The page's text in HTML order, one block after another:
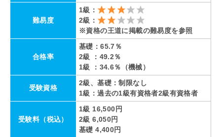
難易度
1級：
2級：
※資格の王道に掲載の難易度を参照
合格率
基礎：65.7％
2級 ：49.2％
1級 ：34.6％（機械）
受験資格
2級、基礎：制限なし
1級：過去の1級有資格者2級有資格者
受験料（税込）
1級 16,500円
2級 6,050円
基礎 4,400円